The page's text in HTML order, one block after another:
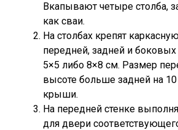
Вкапывают четыре столба,
как сваи.
На столбах крепят
передней, задней и боковых
5×5 либо 8×8 см. Размер
высоте больше задней на
крыши.
На передней стенке
для двери